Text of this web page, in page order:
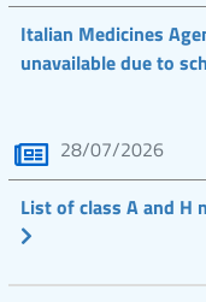
Italian Medicines
unavailable due to
28/07/2026
List of class A and H